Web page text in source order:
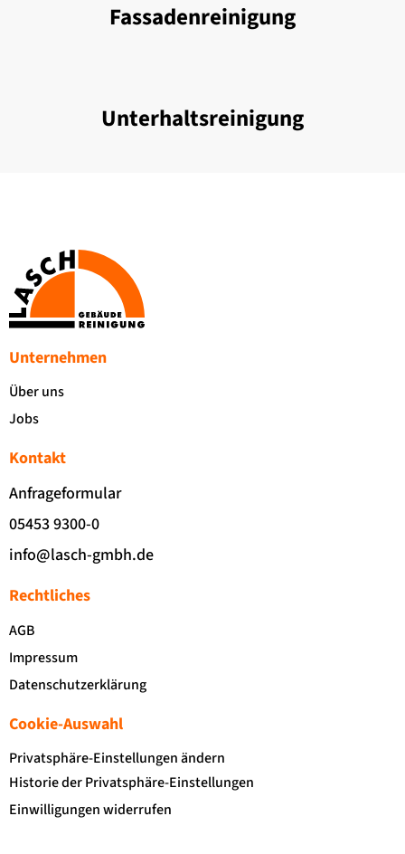
Fassadenreinigung
Unterhaltsreinigung
Unternehmen
Über uns
Jobs
Kontakt
Anfrageformular
05453 9300-0
info@lasch-gmbh.de
Rechtliches
AGB
Impressum
Datenschutzerklärung
Cookie-Auswahl
Privatsphäre-Einstellungen ändern
Historie der Privatsphäre-Einstellungen
Einwilligungen widerrufen